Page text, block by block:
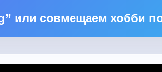
или совмещаем хобби